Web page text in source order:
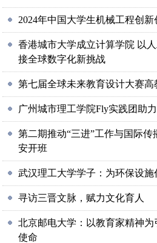
2024年中国大学生机械工程创
香港城市大学成立计算学院 以
接全球数字化新挑战
第七届全球未来教育设计大赛
广州城市理工学院Fly实践团助
第二期推动“三进”工作与国际
安开班
武汉理工大学学子：为环保设
寻访三晋文脉，赋力文化育人
北京邮电大学：以教育家精神
使命